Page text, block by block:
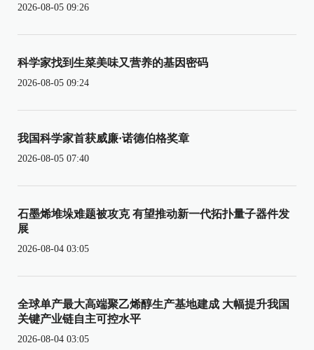
2026-08-05 09:26
科学家找到生菜美味又营养的基因密码
2026-08-05 09:24
我国科学家首获威廉·诺德伯格奖章
2026-08-05 07:40
石墨烯堆垛难题被攻克 有望推动新一代拓扑量子器件发
展
2026-08-04 03:05
全球单产最大高端聚乙烯醇生产基地建成 大幅提升我国
关键产业链自主可控水平
2026-08-04 03:05